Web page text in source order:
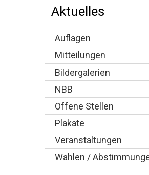
Aktuelles
Auflagen
Mitteilungen
Bildergalerien
NBB
Offene Stellen
Plakate
Veranstaltungen
Wahlen /